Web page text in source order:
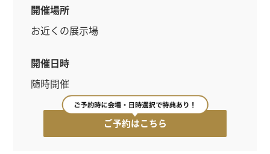
土地活用・賃貸経営
お問い合わせ
開催場所
お近くの展示場
開催日時
随時開催
ご予約はこちら